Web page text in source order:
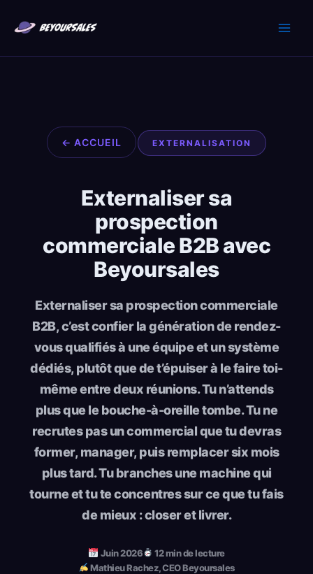
← ACCUEIL EXTERNALISATION
Externaliser sa
prospection
commerciale B2B avec
Beyoursales
Externaliser sa prospection commerciale
B2B, c’est confier la génération de rendez-
vous qualifiés à une équipe et un système
dédiés, plutôt que de t’épuiser à le faire toi-
même entre deux réunions. Tu n’attends
plus que le bouche-à-oreille tombe. Tu ne
recrutes pas un commercial que tu devras
former, manager, puis remplacer six mois
plus tard. Tu branches une machine qui
tourne et tu te concentres sur ce que tu fais
de mieux : closer et livrer.
Juin 2026
12 min de lecture
Mathieu Rachez, CEO Beyoursales